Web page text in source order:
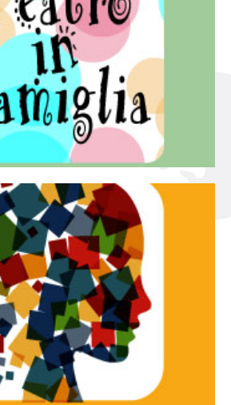
in famiglia
è una rassegna di teatro concepita
e godere del teatro all’intera
famiglia.
Continua
dinamiche
è una rassegna di teatro
e sperimentale.
Continua